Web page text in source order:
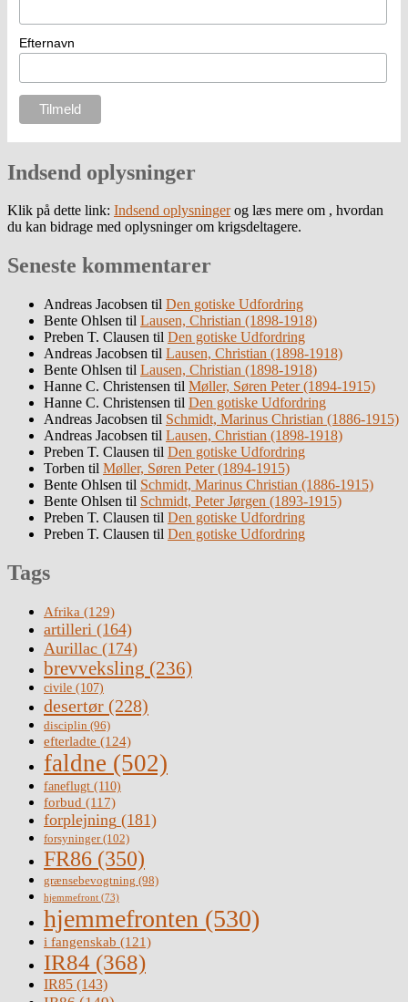
Efternavn
Indsend oplysninger
Klik på dette link: Indsend oplysningerog læs mere om , hvordan
du kan bidrage med oplysninger om krigsdeltagere.
Seneste kommentarer
Andreas Jacobsen til Den gotiske Udfordring
Bente Ohlsen til Lausen, Christian (1898-1918)
Preben T. Clausen til Den gotiske Udfordring
Andreas Jacobsen til Lausen, Christian (1898-1918)
Bente Ohlsen til Lausen, Christian (1898-1918)
Hanne C. Christensen til Møller, Søren Peter (1894-1915)
Hanne C. Christensen til Den gotiske Udfordring
Andreas Jacobsen til Schmidt, Marinus Christian (1886-1915)
Andreas Jacobsen til Lausen, Christian (1898-1918)
Preben T. Clausen til Den gotiske Udfordring
Torben til Møller, Søren Peter (1894-1915)
Bente Ohlsen til Schmidt, Marinus Christian (1886-1915)
Bente Ohlsen til Schmidt, Peter Jørgen (1893-1915)
Preben T. Clausen til Den gotiske Udfordring
Preben T. Clausen til Den gotiske Udfordring
Tags
Afrika (129)
artilleri (164)
Aurillac (174)
brevveksling (236)
civile (107)
desertør (228)
disciplin (96)
efterladte (124)
faldne (502)
faneflugt (110)
forbud (117)
forplejning (181)
forsyninger(102)
FR86 (350)
grænsebevogtning (98)
hjemmefront (73)
hjemmefronten (530)
i fangenskab (121)
IR84 (368)
IR85 (143)